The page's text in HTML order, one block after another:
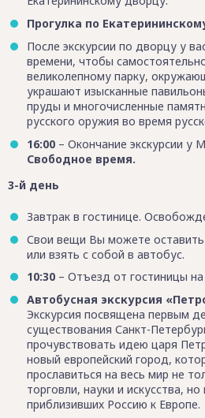
Прогулка по
После экскурсии по дворцу у
времени, чтобы
великолепному парку,
украшают изысканные
пруды и многочисленные
русского оружия во время
16:00 – Окончание экскурсии у
Свободное время.
3-й день
Завтрак в гостинице.
Свои вещи Вы можете
или взять с собой в автобус.
10:30 – Отъезд от гостиницы
Автобусная экскурсия
Экскурсия посвящена первым
существования Санкт-
прочувствовать идею царя
новый европейский город,
прославиться на весь мир не
торговли, науки и искусства,
приблизивших Россию к Европе.